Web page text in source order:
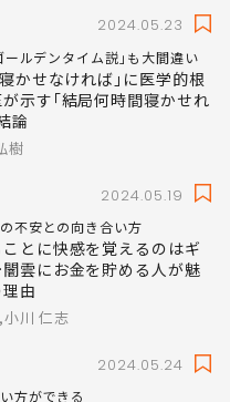
2024.05.23
ルデンタイム説｣も大間違い
かせなければ｣に医学的根
示す｢結局何時間寝かせれ
論
樹
2024.05.19
不安との向き合い方
とに快感を覚えるのはギ
雲にお金を貯める人が魅
由
川 仁志
2024.05.24
方ができる